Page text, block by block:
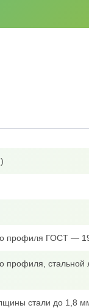
профиля ГОСТ —
профиля,
стали до 1,8